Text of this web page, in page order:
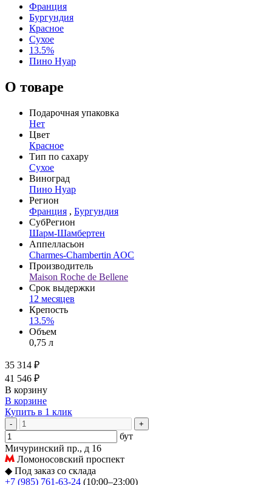
Франция
Бургундия
Красное
Сухое
13.5%
Пино Нуар
О товаре
Подарочная упаковка
Нет
Цвет
Красное
Тип по сахару
Сухое
Виноград
Пино Нуар
Регион
Франция , Бургундия
СубРегион
Шарм-Шамбертен
Аппелласьон
Charmes-Chambertin AOC
Производитель
Maison Roche de Bellene
Срок выдержки
12 месяцев
Крепость
13.5%
Объем
0,75 л
35 314 ₽
41 546 ₽
В корзину
В корзине
Купить в 1 клик
- +
бут
Мичуринский пр., д 16
Ломоносовский проспект
◆ Под заказ со склада
+7 (985) 761-63-24 (10:00–23:00)